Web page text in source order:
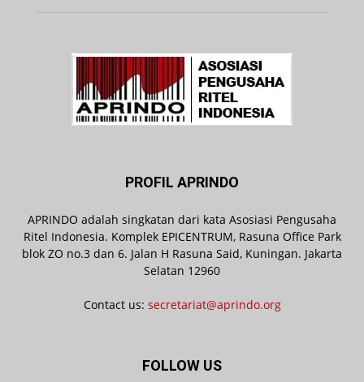
PROFIL APRINDO
APRINDO adalah singkatan dari kata Asosiasi Pengusaha
Ritel Indonesia. Komplek EPICENTRUM, Rasuna Office Park
blok ZO no.3 dan 6. Jalan H Rasuna Said, Kuningan. Jakarta
Selatan 12960
Contact us: secretariat@aprindo.org
FOLLOW US